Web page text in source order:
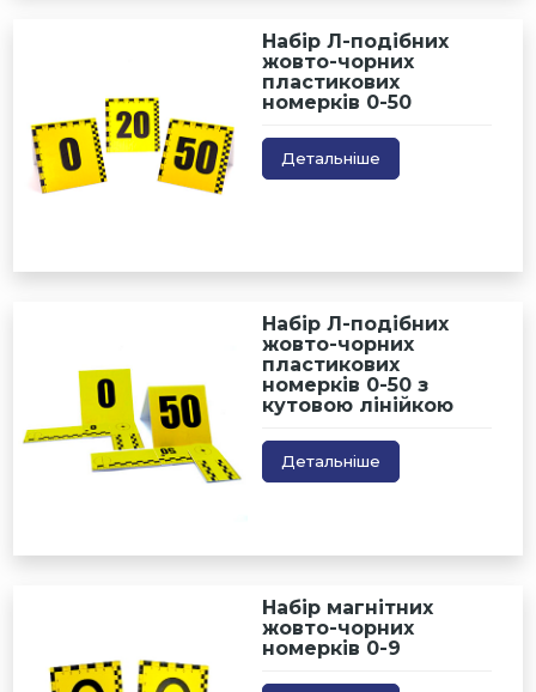
Набір Л-подібних
жовто-чорних
пластикових
номерків 0-50
Детальніше
Набір Л-подібних
жовто-чорних
пластикових
номерків 0-50 з
кутовою лінійкою
Детальніше
Набір магнітних
жовто-чорних
номерків 0-9